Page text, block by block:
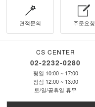
견적문의 주문요청
CS CENTER
02-2232-0280
평일 10:00 ~ 17:00
점심 12:00 ~ 13:00
토/일/공휴일 휴무